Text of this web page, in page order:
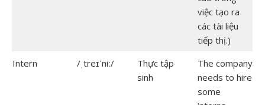
việc tạo ra
các tài liệu
tiếp thị.)
Intern
/ˌtreɪˈniː/
Thực tập
sinh
The company
needs to hire
some